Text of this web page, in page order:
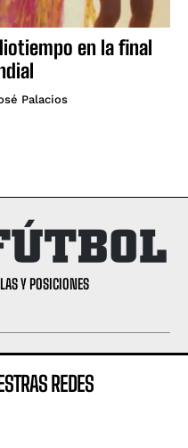
en la final
Palacios
Y POSICIONES
REDES